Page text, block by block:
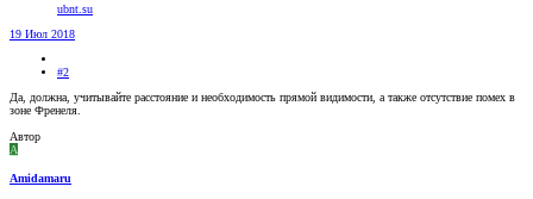
ubnt.su
19 Июл 2018
#2
Да, должна, учитывайте расстояние и необходимость прямой видимости, а также отсутствие помех в
зоне Френеля.
Автор
A
Amidamaru